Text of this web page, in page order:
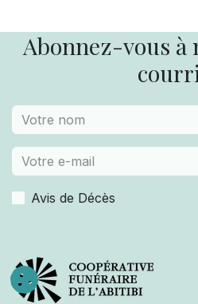
Abonnez-vous
Avis de Décès